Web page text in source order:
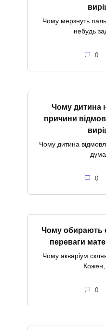
Чому мерзнуть
небудь
0
Чому дитина
причини
Чому дитина
0
Чому обирають
переваги
Чому акваріум
Кожен,
0